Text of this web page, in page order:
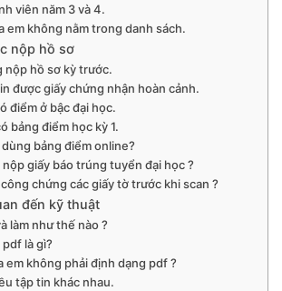
viên năm 3 và 4.
em không nằm trong danh sách.
nộp hồ sơ
nộp hồ sơ kỳ trước.
được giấy chứng nhận hoàn cảnh.
điểm ở bậc đại học.
bảng điểm học kỳ 1.
bảng điểm online?
nộp giấy báo trúng tuyển đại học ?
công chứng các giấy tờ trước khi scan ?
đến kỹ thuật
làm như thế nào ?
là gì?
em không phải định dạng pdf ?
tập tin khác nhau.